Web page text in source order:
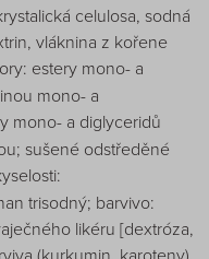
celulosa, sodná
vláknina z kořene
estery mono- a
mono- a
mono- a diglyceridů
sušené odstředěné
trisodný; barvivo:
likéru [dextróza,